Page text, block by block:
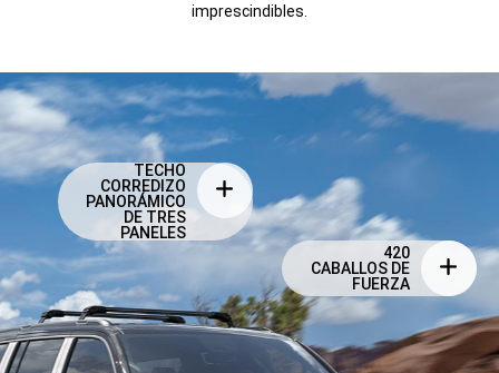
imprescindibles.
TECHO
CORREDIZO
PANORÁMICO
DE TRES
PANELES
420
CABALLOS DE
FUERZA